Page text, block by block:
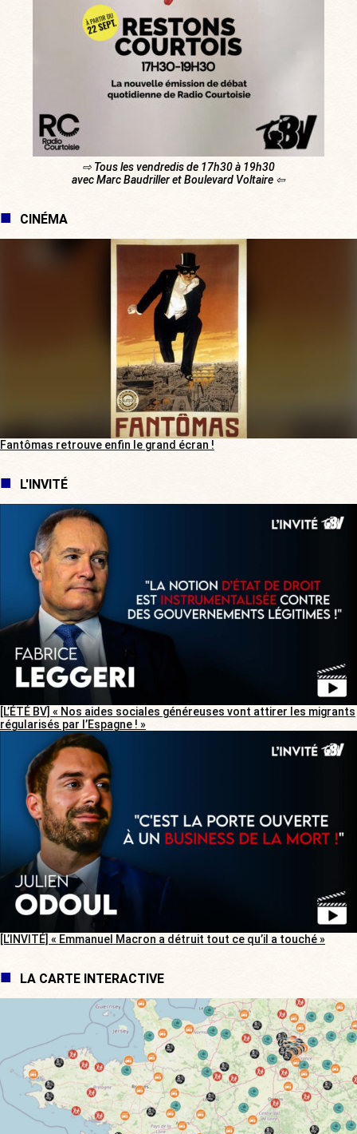
⇨ Tous les vendredis de 17h30 à 19h30
avec Marc Baudriller et Boulevard Voltaire ⇦
CINÉMA
Fantômas retrouve enfin le grand écran !
L'INVITÉ
[L’ÉTÉ BV] « Nos aides sociales généreuses vont attirer les migrants
régularisés par l’Espagne ! »
[L’INVITÉ] « Emmanuel Macron a détruit tout ce qu’il a touché »
LA CARTE INTERACTIVE